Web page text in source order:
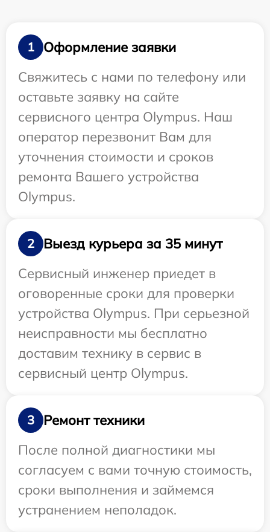
1
Оформление заявки
Свяжитесь с нами по телефону или
оставьте заявку на сайте
сервисного центра Olympus. Наш
оператор перезвонит Вам для
уточнения стоимости и сроков
ремонта Вашего устройства
Olympus.
2
Выезд курьера за 35 минут
Сервисный инженер приедет в
оговоренные сроки для проверки
устройства Olympus. При серьезной
неисправности мы бесплатно
доставим технику в сервис в
сервисный центр Olympus.
3
Ремонт техники
После полной диагностики мы
согласуем с вами точную стоимость,
сроки выполнения и займемся
устранением неполадок.